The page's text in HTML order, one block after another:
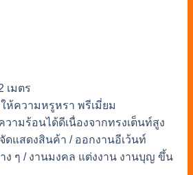
เมตร
ห้ความหรูหรา พรีเมี่ยม
ามร้อนได้ดีเนื่องจากทรงเต็นท์สูง
ดแสดงสินค้า / ออกงานอีเว้นท์
ง ๆ / งานมงคล แต่งงาน งานบุญ ขึ้น